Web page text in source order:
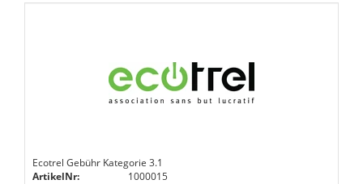
Ecotrel Gebühr Kategorie 3.1
ArtikelNr:
1000015